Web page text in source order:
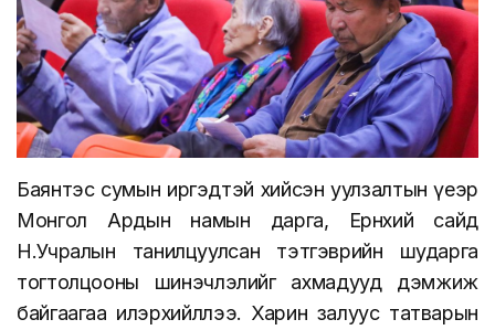
Баянтэс сумын иргэдтэй хийсэн уулзалтын үеэр
Монгол Ардын намын дарга, Ерөнхий сайд
Н.Учралын танилцуулсан тэтгэврийн шударга
тогтолцооны шинэчлэлийг ахмадууд дэмжиж
байгаагаа илэрхийллээ. Харин залуус татварын